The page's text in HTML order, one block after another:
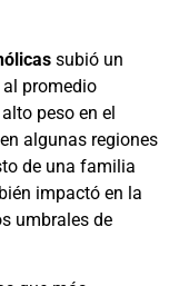
subió un
promedio
peso en el
algunas regiones
de una familia
impactó en la
umbrales de